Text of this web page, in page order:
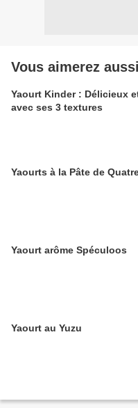
Vous aimerez aussi
Yaourt Kinder : Délicieux
avec ses 3 textures
Yaourts à la Pâte de
Yaourt arôme Spéculoos
Yaourt au Yuzu